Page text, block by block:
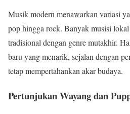
Musik modern menawarkan variasi
pop hingga rock. Banyak musisi
tradisional dengan genre mutakhir.
baru yang menarik, sejalan dengan
tetap mempertahankan akar budaya.
Pertunjukan Wayang dan